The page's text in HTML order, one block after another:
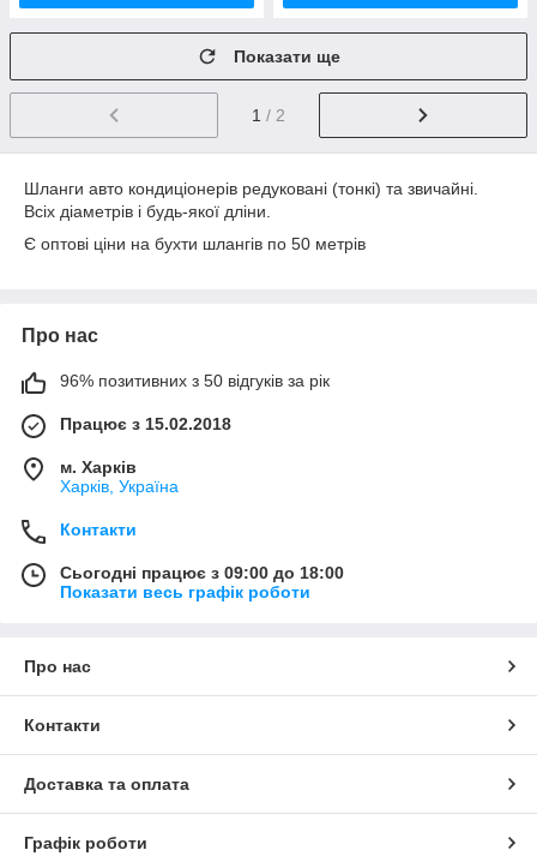
Показати ще
1 / 2
Шланги авто кондиціонерів редуковані (тонкі) та звичайні.
Всіх діаметрів і будь-якої дліни.
Є оптові ціни на бухти шлангів по 50 метрів
Про нас
96% позитивних з 50 відгуків за рік
Працює з 15.02.2018
м. Харків
Харків, Україна
Контакти
Сьогодні працює з 09:00 до 18:00
Показати весь графік роботи
Про нас
Контакти
Доставка та оплата
Графік роботи